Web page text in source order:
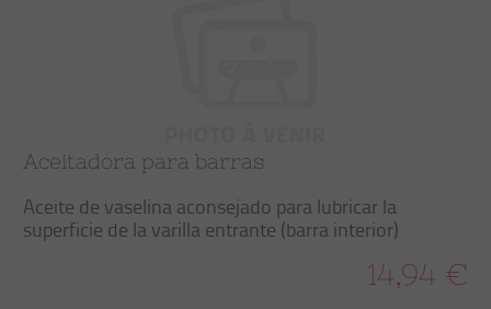
Aceitadora para barras
Aceite de vaselina aconsejado para lubricar la
superficie de la varilla entrante (barra interior)
14,94 €